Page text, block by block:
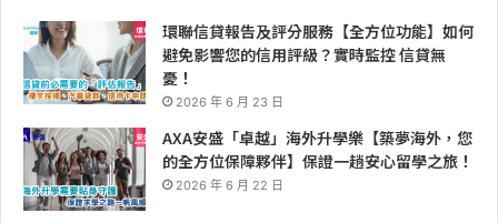
環聯信貸報告及評分服務【全方位功能】如何
避免影響您的信用評級？實時監控 信貸無
憂！
2026 年 6 月 23 日
AXA安盛「卓越」海外升學樂【築夢海外，您
的全方位保障夥伴】保證一趟安心留學之旅！
2026 年 6 月 22 日